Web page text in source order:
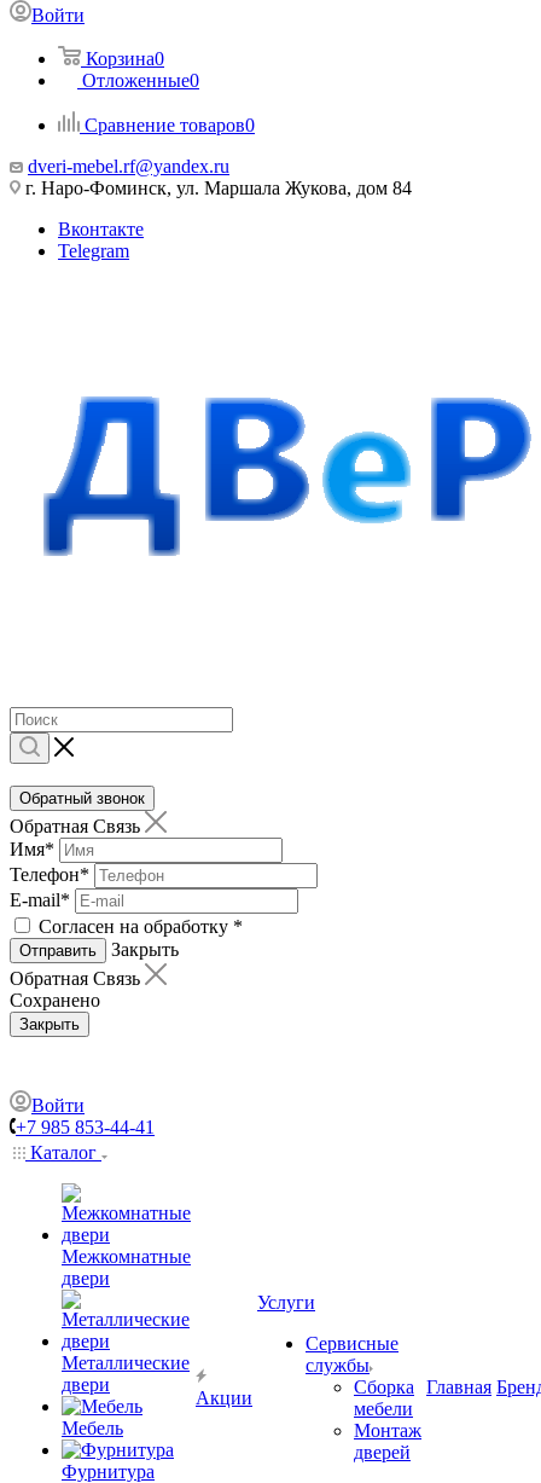
Войти
Корзина0
Отложенные0
Сравнение товаров0
dveri-mebel.rf@yandex.ru
г. Наро-Фоминск, ул. Маршала Жукова, дом 84
Вконтакте
Telegram
Обратный звонок
Обратная Связь
Имя*
Телефон*
E-mail*
Согласен на обработку *
Отправить
Закрыть
Обратная Связь
Сохранено
Закрыть
Войти
+7 985 853-44-41
Каталог
Межкомнатные
двери
Металлические
двери
Мебель
Фурнитура
Акции
Услуги
Сервисные
службы
Сборка
мебели
Монтаж
дверей
Главная